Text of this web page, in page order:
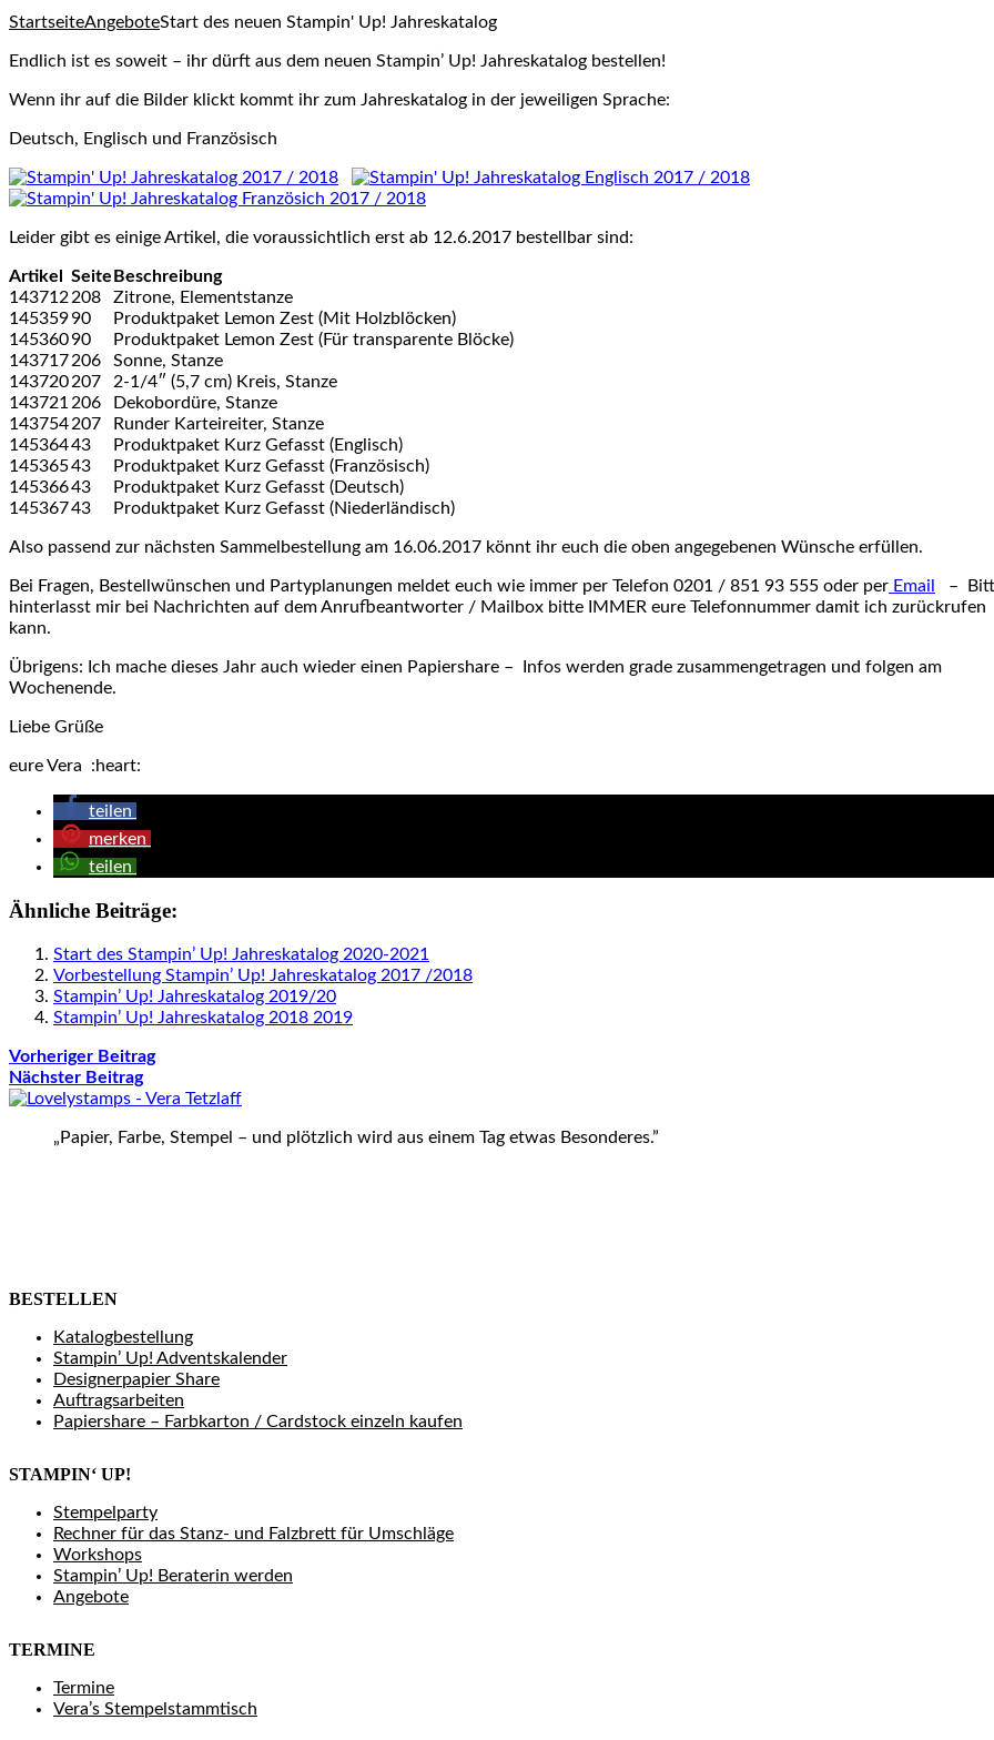
StartseiteAngeboteStart des neuen Stampin' Up! Jahreskatalog
Endlich ist es soweit – ihr dürft aus dem neuen Stampin’ Up! Jahreskatalog bestellen!
Wenn ihr auf die Bilder klickt kommt ihr zum Jahreskatalog in der jeweiligen Sprache:
Deutsch, Englisch und Französisch
Leider gibt es einige Artikel, die voraussichtlich erst ab 12.6.2017 bestellbar sind:
Artikel Seite Beschreibung
143712208
Zitrone, Elementstanze
14535990
Produktpaket Lemon Zest (Mit Holzblöcken)
14536090
Produktpaket Lemon Zest (Für transparente Blöcke)
143717206
Sonne, Stanze
143720207
2-1/4″ (5,7 cm) Kreis, Stanze
143721 206
Dekobordüre, Stanze
143754207
Runder Karteireiter, Stanze
14536443
Produktpaket Kurz Gefasst (Englisch)
14536543
Produktpaket Kurz Gefasst (Französisch)
14536643
Produktpaket Kurz Gefasst (Deutsch)
14536743 Produktpaket Kurz Gefasst (Niederländisch)
Also passend zur nächsten Sammelbestellung am 16.06.2017 könnt ihr euch die oben angegebenen Wünsche erfüllen.
Bei Fragen, Bestellwünschen und Partyplanungen meldet euch wie immer per Telefon 0201 / 851 93 555 oder per Email
–
hinterlasst mir bei Nachrichten auf dem Anrufbeantworter / Mailbox bitte IMMER eure Telefonnummer damit ich zurückrufen
kann.
Übrigens: Ich mache dieses Jahr auch wieder einen Papiershare – Infos werden grade zusammengetragen und folgen am
Wochenende.
Liebe Grüße
eure Vera :heart:
teilen
merken
teilen
Ähnliche Beiträge:
Start des Stampin’ Up! Jahreskatalog 2020-2021
Vorbestellung Stampin’ Up! Jahreskatalog 2017 /2018
Stampin’ Up! Jahreskatalog 2019/20
Stampin’ Up! Jahreskatalog 2018 2019
Vorheriger Beitrag
Nächster Beitrag
„Papier, Farbe, Stempel – und plötzlich wird aus einem Tag etwas Besonderes.”
BESTELLEN
Katalogbestellung
Stampin’ Up! Adventskalender
Designerpapier Share
Auftragsarbeiten
Papiershare – Farbkarton / Cardstock einzeln kaufen
STAMPIN‘ UP!
Stempelparty
Rechner für das Stanz- und Falzbrett für Umschläge
Workshops
Stampin’ Up! Beraterin werden
Angebote
TERMINE
Termine
Vera’s Stempelstammtisch